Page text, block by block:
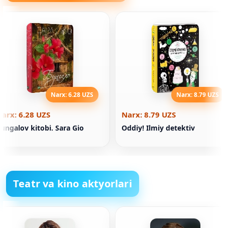
Narx: 6.28 UZS
6.28 UZS
kitobi. Sara Gio
Narx: 8.79 UZS
Narx: 8.79 UZS
Oddiy! Ilmiy detektiv
Teatr va kino aktyorlari